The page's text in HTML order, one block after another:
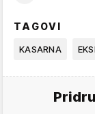
TAGOVI
KASARNA